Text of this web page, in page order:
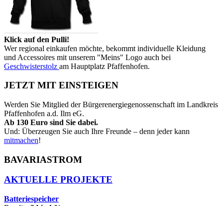
Klick auf den Pulli!
Wer regional einkaufen möchte, bekommt individuelle Kleidung
und Accessoires mit unserem "Meins" Logo auch bei
Geschwisterstolz am Hauptplatz Pfaffenhofen.
JETZT MIT EINSTEIGEN
Werden Sie Mitglied der Bürgerenergiegenossenschaft im Landkreis
Pfaffenhofen a.d. Ilm eG.
Ab 130 Euro sind Sie dabei.
Und: Überzeugen Sie auch Ihre Freunde – denn jeder kann
mitmachen!
BAVARIASTROM
AKTUELLE PROJEKTE
Batteriespeicher